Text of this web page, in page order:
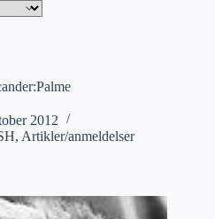
2012
, Artikler/anmeldelser